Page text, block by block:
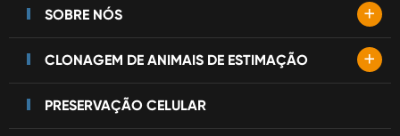
SOBRE NÓS +
CLONAGEM DE ANIMAIS DE ESTIMAÇÃO +
PRESERVAÇÃO CELULAR